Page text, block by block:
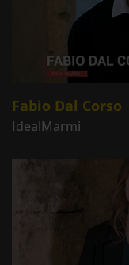
Fabio Dal Corso
IdealMarmi